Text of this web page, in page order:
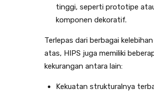
tinggi, seperti prototipe
komponen dekoratif.
Terlepas dari berbagai
atas, HIPS juga memiliki
kekurangan antara lain:
Kekuatan strukturalnya